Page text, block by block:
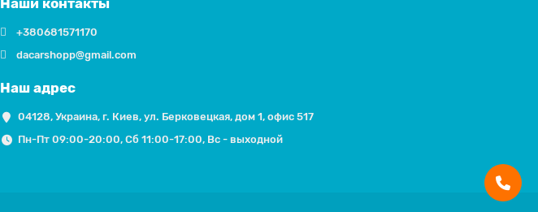
Наши контакты
+380681571170
dacarshopp@gmail.com
Наш адрес
04128, Украина, г. Киев, ул. Берковецкая, дом 1, офис 517
Пн-Пт 09:00-20:00, Сб 11:00-17:00, Вс - выходной